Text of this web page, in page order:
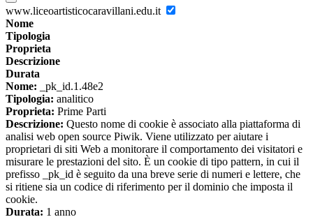
www.liceoartisticocaravillani.edu.it
Nome
Tipologia
Proprieta
Descrizione
Durata
Nome: _pk_id.1.48e2
Tipologia: analitico
Proprieta: Prime Parti
Descrizione: Questo nome di cookie è associato alla piattaforma di
analisi web open source Piwik. Viene utilizzato per aiutare i
proprietari di siti Web a monitorare il comportamento dei visitatori e
misurare le prestazioni del sito. È un cookie di tipo pattern, in cui il
prefisso _pk_id è seguito da una breve serie di numeri e lettere, che
si ritiene sia un codice di riferimento per il dominio che imposta il
cookie.
Durata: 1 anno